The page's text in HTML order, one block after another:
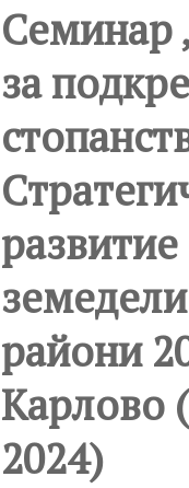
Семинар
за
райони
Карлово
2024)